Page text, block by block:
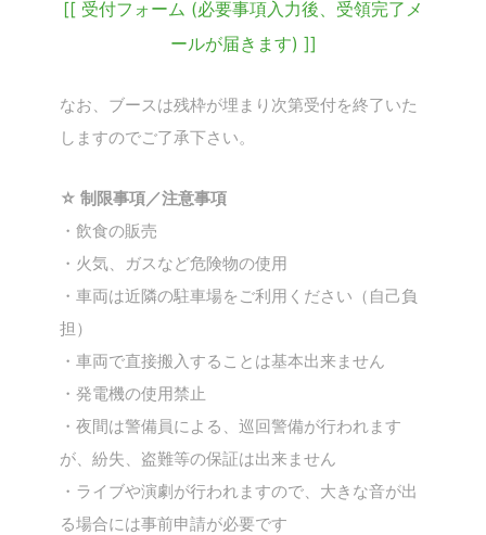
[[ 受付フォーム (必要事項入力後、受領完了メ
ールが届きます) ]]
なお、ブースは残枠が埋まり次第受付を終了いた
しますのでご了承下さい。
☆ 制限事項／注意事項
・飲食の販売
・火気、ガスなど危険物の使用
・車両は近隣の駐車場をご利用ください（自己負
担）
・車両で直接搬入することは基本出来ません
・発電機の使用禁止
・夜間は警備員による、巡回警備が行われます
が、紛失、盗難等の保証は出来ません
・ライブや演劇が行われますので、大きな音が出
る場合には事前申請が必要です